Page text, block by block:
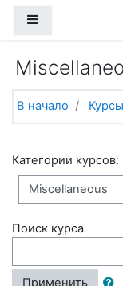
В начало Курсы
Категории курсов:
Поиск курса
Применить